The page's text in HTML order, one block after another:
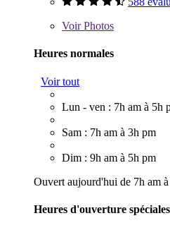
VoirPhotos
Heures normales
Voir tout
Lun - ven : 7h am à 5h
Sam : 7h am à 3h pm
Dim : 9h am à 5h pm
Ouvert aujourd'hui de 7h am
Heures d'ouverture spéciales